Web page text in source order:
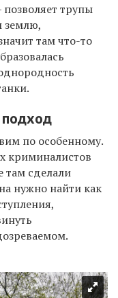
трупы
землю,
там что-то
подход
по особенному.
криминалистов
там сделали
нужно найти как